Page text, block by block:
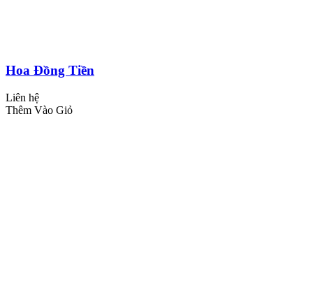
Hoa Đồng Tiền
Liên hệ
Thêm Vào Giỏ